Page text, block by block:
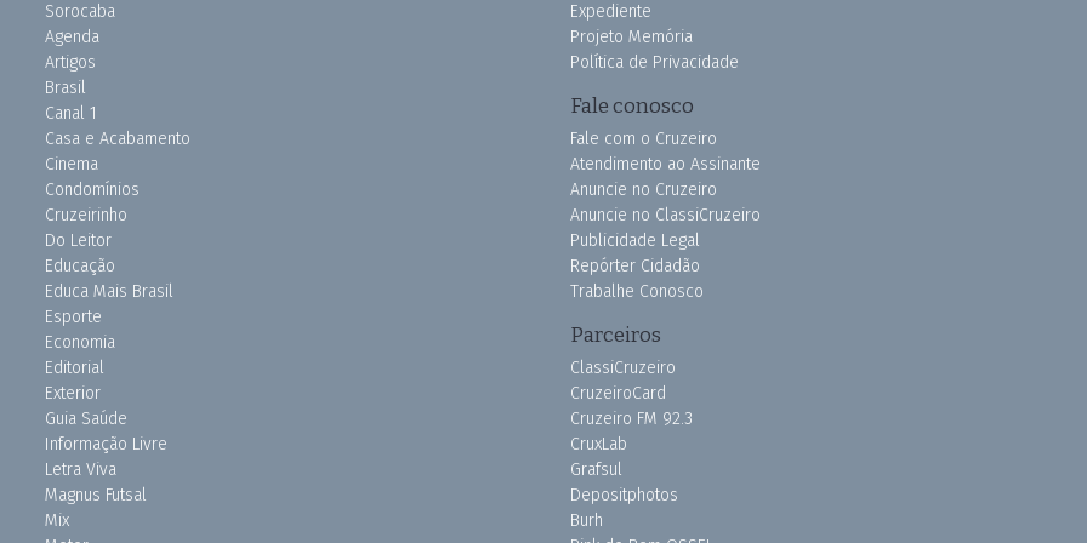
Sorocaba
Agenda
Artigos
Brasil
Canal 1
Casa e Acabamento
Cinema
Condomínios
Cruzeirinho
Do Leitor
Educação
Educa Mais Brasil
Esporte
Economia
Editorial
Exterior
Guia Saúde
Informação Livre
Letra Viva
Magnus Futsal
Mix
Expediente
Projeto Memória
Política de Privacidade
Fale conosco
Fale com o Cruzeiro
Atendimento ao Assinante
Anuncie no Cruzeiro
Anuncie no ClassiCruzeiro
Publicidade Legal
Repórter Cidadão
Trabalhe Conosco
Parceiros
ClassiCruzeiro
CruzeiroCard
Cruzeiro FM 92.3
CruxLab
Grafsul
Depositphotos
Burh